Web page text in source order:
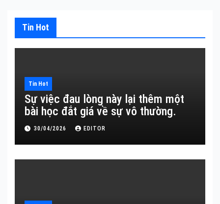
Tin Hot
Tin Hot
Sự việc đau lòng này lại thêm một
bài học đắt giá về sự vô thường.
30/04/2026 EDITOR